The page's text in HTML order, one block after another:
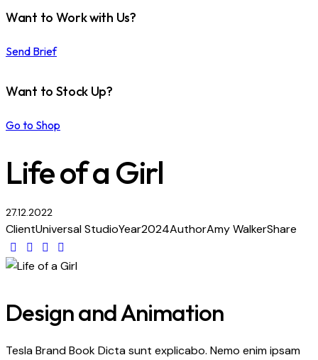
Want to Work with Us?
Send Brief
Want to Stock Up?
Go to Shop
Life of a Girl
27.12.2022
ClientUniversal StudioYear2024AuthorAmy WalkerShare
Design and Animation
Tesla Brand Book Dicta sunt explicabo. Nemo enim ipsam